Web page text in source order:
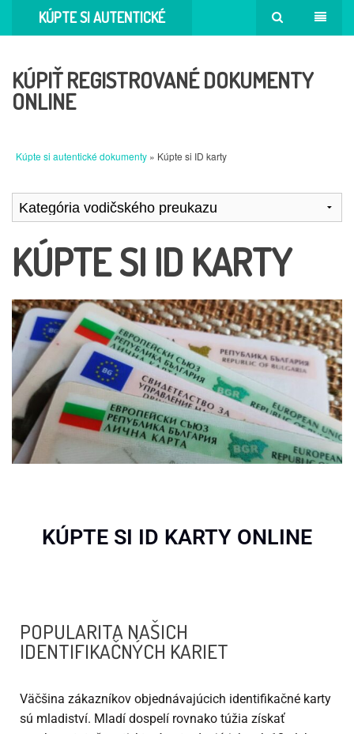
KÚPTE SI AUTENTICKÉ
KÚPIŤ REGISTROVANÉ DOKUMENTY
ONLINE
Kúpte si autentické dokumenty » Kúpte si ID karty
KÚPTE SI ID KARTY
KÚPTE SI ID KARTY ONLINE
POPULARITA NAŠICH
IDENTIFIKAČNÝCH KARIET
Väčšina zákazníkov objednávajúcich identifikačné karty
sú mladiství. Mladí dospelí rovnako túžia získať